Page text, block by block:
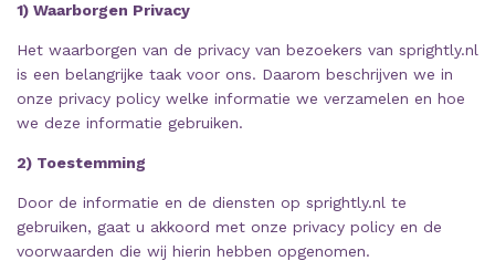
1) Waarborgen Privacy
Het waarborgen van de privacy van bezoekers van sprightly.nl
is een belangrijke taak voor ons. Daarom beschrijven we in
onze privacy policy welke informatie we verzamelen en hoe
we deze informatie gebruiken.
2) Toestemming
Door de informatie en de diensten op sprightly.nl te
gebruiken, gaat u akkoord met onze privacy policy en de
voorwaarden die wij hierin hebben opgenomen.